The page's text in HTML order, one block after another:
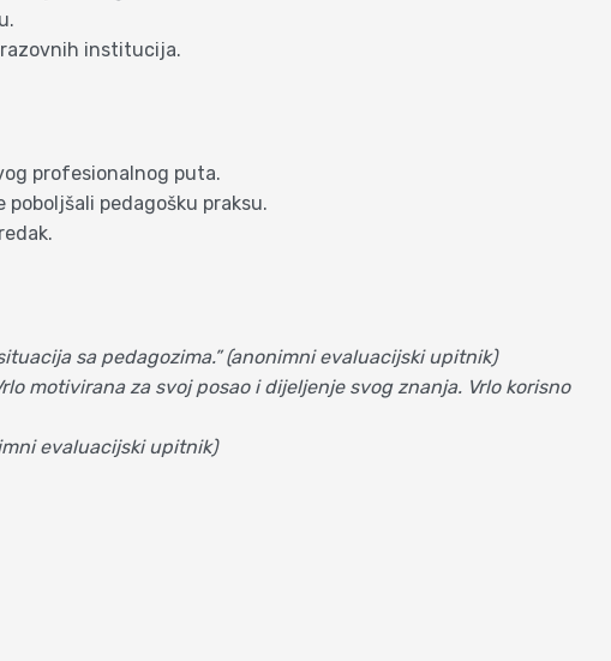
institucija.
profesionalnog puta.
pedagošku praksu.
sa pedagozima.” (anonimni evaluacijski upitnik)
motivirana za svoj posao i dijeljenje svog znanja. Vrlo korisno
evaluacijski upitnik)